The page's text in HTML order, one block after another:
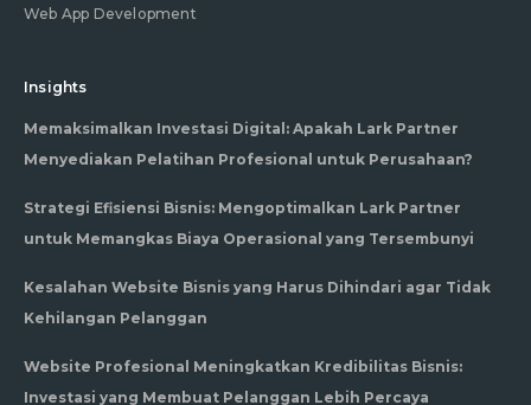
Web App Development
Insights
Memaksimalkan Investasi Digital: Apakah Lark Partner
Menyediakan Pelatihan Profesional untuk Perusahaan?
Strategi Efisiensi Bisnis: Mengoptimalkan Lark Partner
untuk Memangkas Biaya Operasional yang Tersembunyi
Kesalahan Website Bisnis yang Harus Dihindari agar Tidak
Kehilangan Pelanggan
Website Profesional Meningkatkan Kredibilitas Bisnis:
Investasi yang Membuat Pelanggan Lebih Percaya